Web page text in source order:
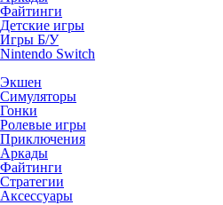
Файтинги
Детские игры
Игры Б/У
Nintendo Switch
Экшен
Симуляторы
Гонки
Ролевые игры
Приключения
Аркады
Файтинги
Стратегии
Аксессуары